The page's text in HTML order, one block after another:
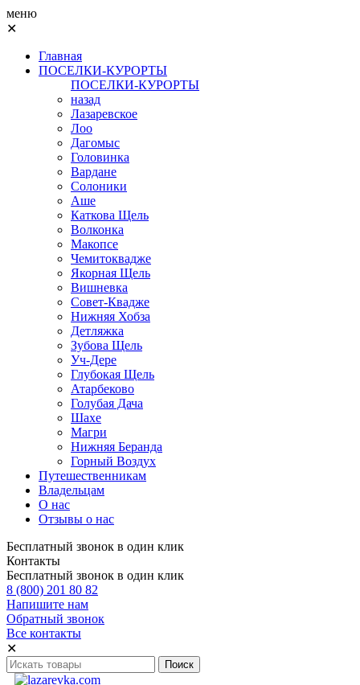
меню
✕
Главная
ПОСЕЛКИ-КУРОРТЫ
ПОСЕЛКИ-КУРОРТЫ
назад
Лазаревское
Лоо
Дагомыс
Головинка
Вардане
Солоники
Аше
Каткова Щель
Волконка
Макопсе
Чемитоквадже
Якорная Щель
Вишневка
Совет-Квадже
Нижняя Хобза
Детляжка
Зубова Щель
Уч-Дере
Глубокая Щель
Атарбеково
Голубая Дача
Шахе
Магри
Нижняя Беранда
Горный Воздух
Путешественникам
Владельцам
О нас
Отзывы о нас
Бесплатный звонок в один клик
Контакты
Бесплатный звонок в один клик
8 (800) 201 80 82
Напишите нам
Обратный звонок
Все контакты
✕